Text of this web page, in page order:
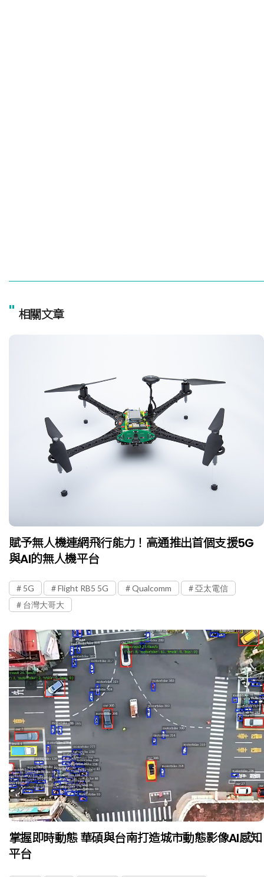
" 相關文章
賦予無人機連網飛行能力！高通推出首個支援5G
與AI的無人機平台
5G Flight RB5 5G Qualcomm
亞太電信
台灣大哥大
掌握即時動態 華碩與台南打造城市動態影像AI感知
平台